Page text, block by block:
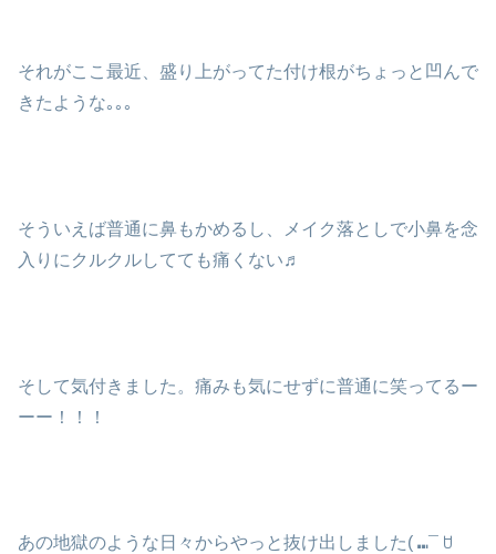
それがここ最近、盛り上がってた付け根がちょっと凹んで
きたような｡｡｡
そういえば普通に鼻もかめるし、メイク落としで小鼻を念
入りにクルクルしてても痛くない♬
そして気付きました。痛みも気にせずに普通に笑ってるー
ーー！！！
あの地獄のような日々からやっと抜け出しました( ⑉¯ ꇴ